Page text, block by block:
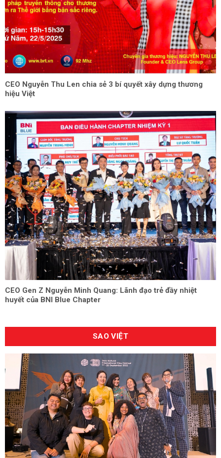
CEO Nguyễn Thu Len chia sẻ 3 bí quyết xây dựng thương
hiệu Việt
CEO Gen Z Nguyễn Minh Quang: Lãnh đạo trẻ đầy nhiệt
huyết của BNI Blue Chapter
SAO VIỆT